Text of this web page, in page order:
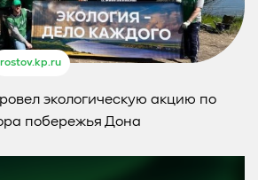
rostov.kp.ru
экологическую акцию по
побережья Дона